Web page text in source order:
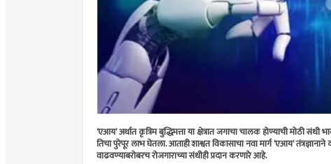
‘एआय’ अर्थात कृत्रिम बुद्धिमत्ता या क्षेत्रात जगाचा चालक होण्याची मोठी
तिचा पुरेपूर लाभ घेतला. आताही शाश्वत विकासाचा नवा मार्ग ‘एआय’
वाढवण्याबरोबरच रोजगाराच्या संधीही प्रदान करणारे आहे.